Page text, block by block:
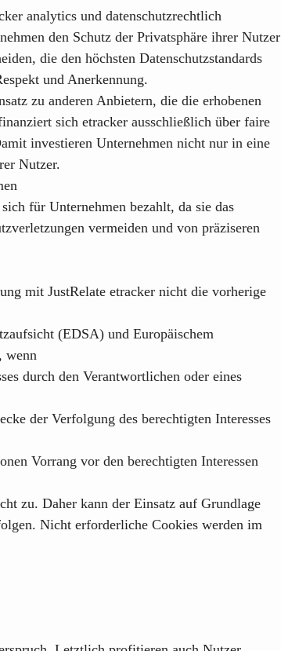
analytics und datenschutzrechtlich
den Schutz der Privatsphäre ihrer Nutzer
die den höchsten Datenschutzstandards
und Anerkennung.
zu anderen Anbietern, die die erhobenen
sich etracker ausschließlich über faire
investieren Unternehmen nicht nur in eine
Nutzer.
für Unternehmen bezahlt, da sie das
vermeiden und von präziseren
mit JustRelate etracker nicht die vorherige
(EDSA) und Europäischem
wenn
durch den Verantwortlichen oder eines
der Verfolgung des berechtigten Interesses
Vorrang vor den berechtigten Interessen
zu. Daher kann der Einsatz auf Grundlage
Nicht erforderliche Cookies werden im